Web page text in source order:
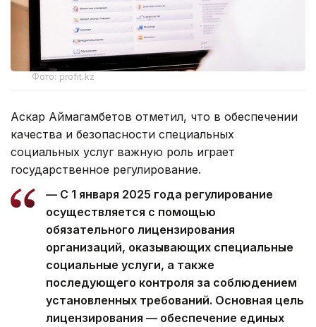
Фото: profit.kz
Аскар Аймагамбетов отметил, что в обеспечении
качества и безопасности специальных
социальных услуг важную роль играет
государственное регулирование.
— С 1 января 2025 года регулирование
осуществляется с помощью
обязательного лицензирования
организаций, оказывающих специальные
социальные услуги, а также
последующего контроля за соблюдением
установленных требований. Основная цель
лицензирования — обеспечение единых